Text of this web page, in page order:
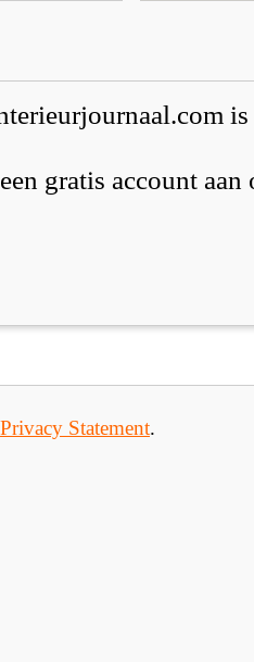
gratis account
Privacy Statement.